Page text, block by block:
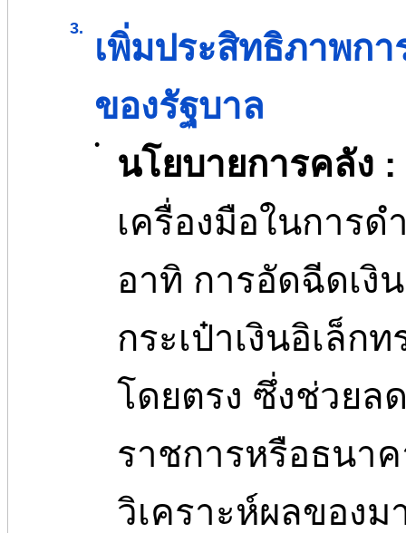
3.
เพิ่มประสิทธิภาพก
ของรัฐบาล
• นโยบายการคลัง :
เครื่องมือในการด
อาทิ การอัดฉีดเงิ
กระเป๋าเงินอิเล็ก
โดยตรง ซึ่งช่วย
ราชการหรือธนา
วิเคราะห์ผลของม